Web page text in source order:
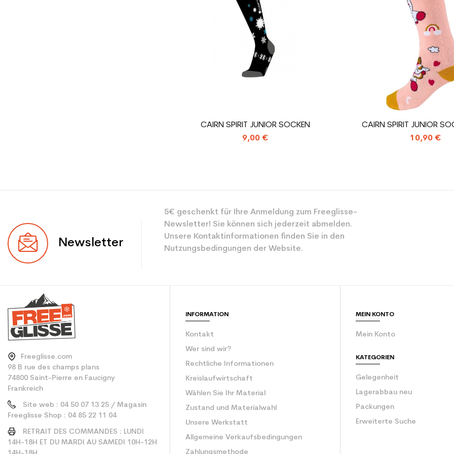
Benutzer - Konfigurator ein Junior
CO2-Einsparungen für den Planeten (in kg) 1.31
Gebrauchte
CAIRN SPIRIT JUNIOR SOCKEN
9,00 €
CAIRN SPIRIT JUNIOR
10,90 €
Newsletter
5€ geschenkt für Ihre Anmeldung zum Freeglisse-
Newsletter! Sie können sich jederzeit abmelden.
Unsere Kontaktinformationen finden Sie in den
Nutzungsbedingungen der Website.
Freeglisse.com
98 B rue des champs plans
74800 Saint-Pierre en Faucigny
Frankreich
Site web : 04 50 07 13 25 / Magasin
Freeglisse Shop : 04 85 22 11 04
RETRAIT DES COMMANDES : LUNDI
14H-18H ET DU MARDI AU SAMEDI 10H-12H
INFORMATION
Kontakt
Wer sind wir?
Rechtliche Informationen
Kreislaufwirtschaft
Wählen Sie Ihr Material
Zustand und Materialwahl
Unsere Werkstatt
Allgemeine Verkaufsbedingungen
Zahlungsmethode
MEIN KONTO
Mein Konto
KATEGORIEN
Gelegenheit
Lagerabbau neu
Packungen
Erweiterte Suche